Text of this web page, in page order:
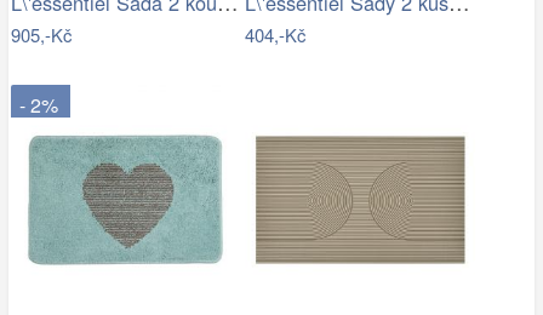
905,-Kč 404,-Kč
- 2%